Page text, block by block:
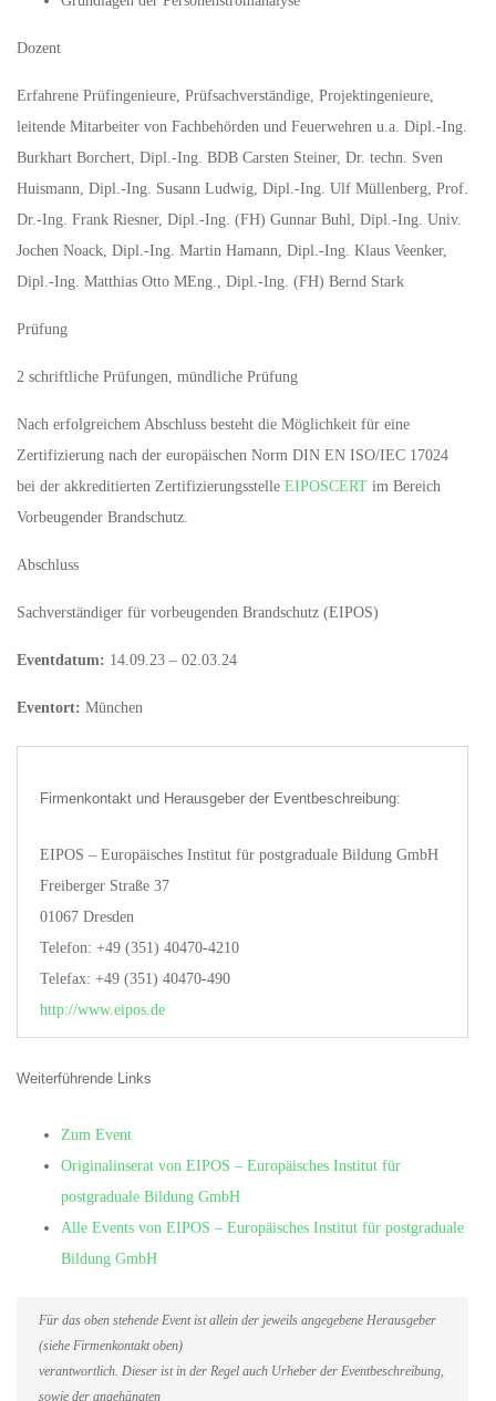
Dozent
Erfahrene Prüfingenieure, Prüfsachverständige, Projektingenieure,
leitende Mitarbeiter von Fachbehörden und Feuerwehren u.a. Dipl.-Ing.
Burkhart Borchert, Dipl.-Ing. BDB Carsten Steiner, Dr. techn. Sven
Huismann, Dipl.-Ing. Susann Ludwig, Dipl.-Ing. Ulf Müllenberg, Prof.
Dr.-Ing. Frank Riesner, Dipl.-Ing. (FH) Gunnar Buhl, Dipl.-Ing. Univ.
Jochen Noack, Dipl.-Ing. Martin Hamann, Dipl.-Ing. Klaus Veenker,
Dipl.-Ing. Matthias Otto MEng., Dipl.-Ing. (FH) Bernd Stark
Prüfung
2 schriftliche Prüfungen, mündliche Prüfung
Nach erfolgreichem Abschluss besteht die Möglichkeit für eine
Zertifizierung nach der europäischen Norm DIN EN ISO/IEC 17024
bei der akkreditierten Zertifizierungsstelle EIPOSCERT im Bereich
Vorbeugender Brandschutz.
Abschluss
Sachverständiger für vorbeugenden Brandschutz (EIPOS)
Eventdatum: 14.09.23 – 02.03.24
Eventort: München
Firmenkontakt und Herausgeber der Eventbeschreibung:
EIPOS – Europäisches Institut für postgraduale Bildung GmbH
Freiberger Straße 37
01067 Dresden
Telefon: +49 (351) 40470-4210
Telefax: +49 (351) 40470-490
http://www.eipos.de
Weiterführende Links
Zum Event
Originalinserat von EIPOS – Europäisches Institut für
postgraduale Bildung GmbH
Alle Events von EIPOS – Europäisches Institut für postgraduale
Bildung GmbH
Für das oben stehende Event ist allein der jeweils angegebene Herausgeber
(siehe Firmenkontakt oben)
verantwortlich. Dieser ist in der Regel auch Urheber der Eventbeschreibung,
sowie der angehängten